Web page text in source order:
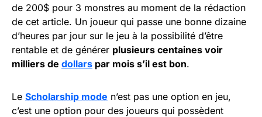
de 200$ pour 3 monstres au moment de la rédaction
de cet article. Un joueur qui passe une bonne dizaine
d’heures par jour sur le jeu à la possibilité d’être
rentable et de générer plusieurs centaines voir
milliers de dollars par mois s’il est bon.
Le Scholarship mode n’est pas une option en jeu,
c’est une option pour des joueurs qui possèdent